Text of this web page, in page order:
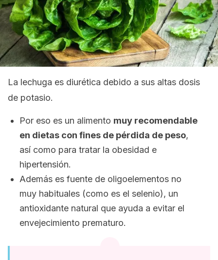
La lechuga es diurética debido a sus altas dosis
de potasio.
Por eso es un alimento muy recomendable
en dietas con fines de pérdida de peso,
así como para tratar la obesidad e
hipertensión.
Además es fuente de oligoelementos no
muy habituales (como es el selenio), un
antioxidante natural que ayuda a evitar el
envejecimiento prematuro.